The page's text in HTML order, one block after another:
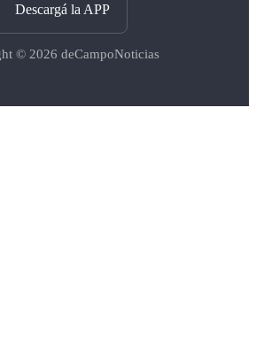
Descargá la APP
© 2026 deCampoNoticias